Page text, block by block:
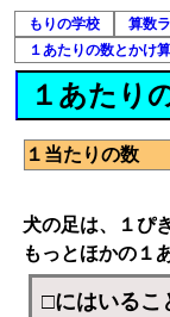
もりの学校 算数
１あたりの数とかけ算
１あたり
１当たりの数
犬の足は、１ぴ
もっとほかの１
□にはいるこ